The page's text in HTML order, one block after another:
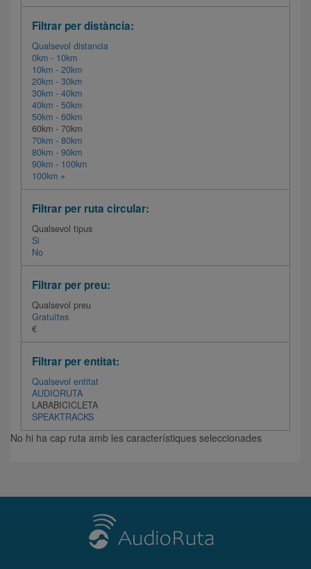
Filtrar per distància:
Qualsevol distancia
0km - 10km
10km - 20km
20km - 30km
30km - 40km
40km - 50km
50km - 60km
60km - 70km
70km - 80km
80km - 90km
90km - 100km
100km +
Filtrar per ruta circular:
Qualsevol tipus
Si
No
Filtrar per preu:
Qualsevol preu
Gratuïtes
€
Filtrar per entitat:
Qualsevol entitat
AUDIORUTA
LABABICICLETA
SPEAKTRACKS
No hi ha cap ruta amb les característiques seleccionades